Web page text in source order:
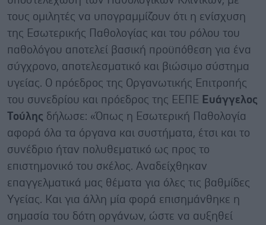
τους ομιλητές να υπογραμμίζουν ότι η ενίσχυση
της Εσωτερικής Παθολογίας και του ρόλου του
παθολόγου αποτελεί βασική προϋπόθεση για ένα
σύγχρονο, αποτελεσματικό και βιώσιμο σύστημα
υγείας. Ο πρόεδρος της Οργανωτικής Επιτροπής
του συνεδρίου και πρόεδρος της ΕΕΠΕ Ευάγγελος
Τούλης δήλωσε: «Όπως η Εσωτερική Παθολογία
αφορά όλα τα όργανα και συστήματα, έτσι και το
συνέδριο ήταν πολυθεματικό ως προς το
επιστημονικό του σκέλος. Αναδείχθηκαν
επαγγελματικά μας θέματα για όλες τις βαθμίδες
Υγείας. Και για άλλη μία φορά επισημάνθηκε η
σημασία του δότη οργάνων, ώστε να αυξηθεί